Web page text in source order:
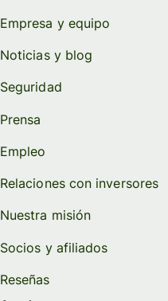
Empresa y equipo
Noticias y blog
Seguridad
Prensa
Empleo
Relaciones con inversores
Nuestra misión
Socios y afiliados
Reseñas